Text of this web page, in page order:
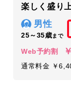
楽しく盛り
男性
25～35歳まで
Web予約割
通常料金 ￥